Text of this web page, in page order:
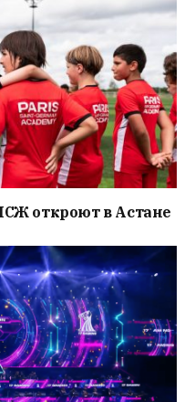
откроют в Астане